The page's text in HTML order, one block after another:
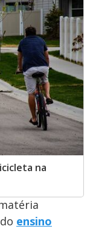
na
ensino